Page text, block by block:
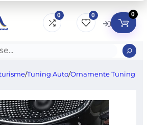
0 0 0
/Tuning Auto/Ornamente Tuning